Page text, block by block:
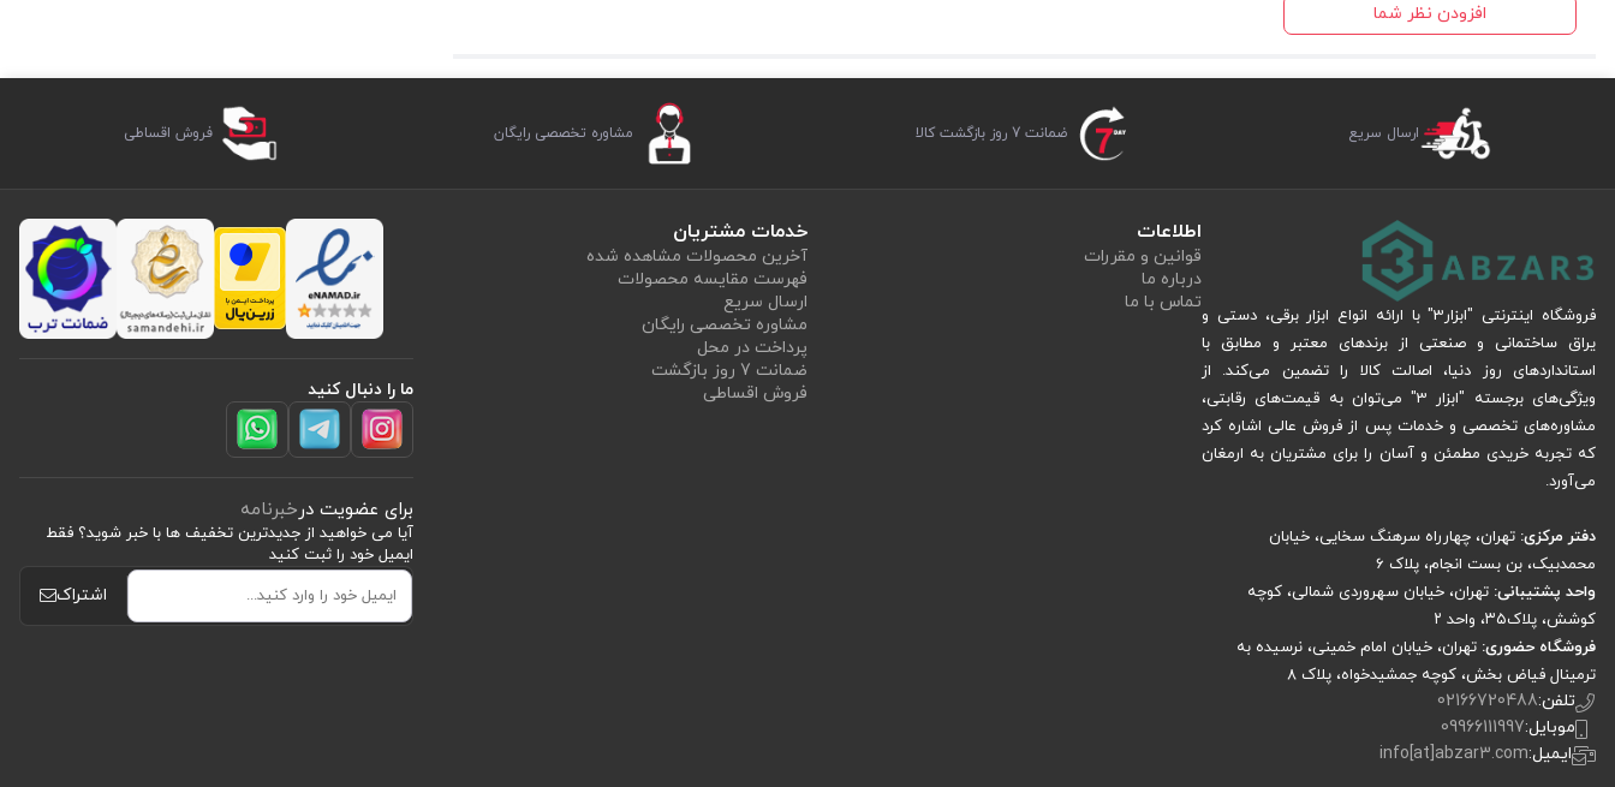
افزودن نظر شما
ارسال سریع ضمانت 7 روز بازگشت کالا مشاوره تخصصی رایگان فروش اقساطی
فروشگاه اینترنتی "ابزار3" با ارائه انواع ابزار برقی، دستی و
یراق ساختمانی و صنعتی از برندهای معتبر و مطابق با
استانداردهای روز دنیا، اصالت کالا را تضمین می‌کند. از
ویژگی‌های برجسته "ابزار 3" می‌توان به قیمت‌های رقابتی،
مشاوره‌های تخصصی و خدمات پس از فروش عالی اشاره کرد
که تجربه خریدی مطمئن و آسان را برای مشتریان به ارمغان
می‌آورد.
دفتر مرکزی: تهران، چهارراه سرهنگ سخایی، خیابان
محمدبیک، بن بست انجام، پلاک 6
واحد پشتیبانی: تهران، خیابان سهروردی شمالی، کوچه
کوشش، پلاک۳۵، واحد ۲
فروشگاه حضوری: تهران، خیابان امام خمینی، نرسیده به
ترمینال فیاض بخش، کوچه جمشیدخواه، پلاک ۸
تلفن:02166720488
موبایل:09966111997
ایمیل:info[at]abzar3.com
اطلاعات
قوانین و مقررات
درباره ما
تماس با ما
خدمات مشتریان
آخرین محصولات مشاهده شده
فهرست مقایسه محصولات
ارسال سریع
مشاوره تخصصی رایگان
پرداخت در محل
ضمانت 7 روز بازگشت
فروش اقساطی
ما را دنبال کنید
برای عضویت درخبرنامه
آیا می خواهید از جدید‌ترین تخفیف‌ ها با‌ خبر شوید؟ فقط
ایمیل خود را ثبت کنید
اشتراک